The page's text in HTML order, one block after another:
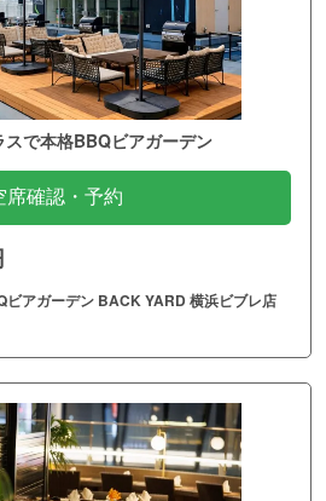
で本格BBQビアガーデン
席確認・予約
ビアガーデン BACK YARD 横浜ビブレ店